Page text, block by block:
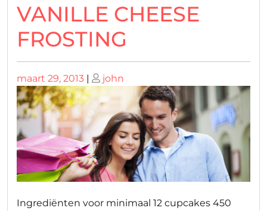
VANILLE CHEESE
FROSTING
Geplaatst
op
maart 29, 2013 | Geplaatst
op
john
Ingrediënten voor minimaal 12 cupcakes 450